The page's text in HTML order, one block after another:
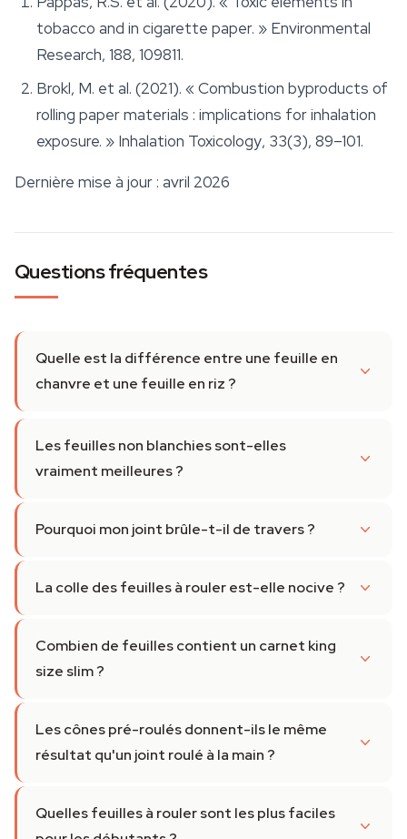
tobacco and in cigarette paper. » Environmental
Research, 188, 109811.
Brokl, M. et al. (2021). « Combustion byproducts of
rolling paper materials : implications for inhalation
exposure. » Inhalation Toxicology, 33(3), 89–101.
Dernière mise à jour : avril 2026
Questions fréquentes
Quelle est la différence entre une feuille en
chanvre et une feuille en riz ?
Les feuilles non blanchies sont-elles
vraiment meilleures ?
Pourquoi mon joint brûle-t-il de travers ?
La colle des feuilles à rouler est-elle nocive ?
Combien de feuilles contient un carnet king
size slim ?
Les cônes pré-roulés donnent-ils le même
résultat qu'un joint roulé à la main ?
Quelles feuilles à rouler sont les plus faciles